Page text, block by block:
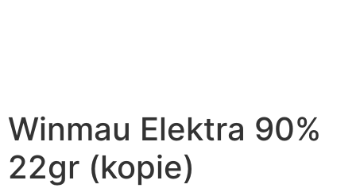
Winmau Elektra 90%
22gr (kopie)